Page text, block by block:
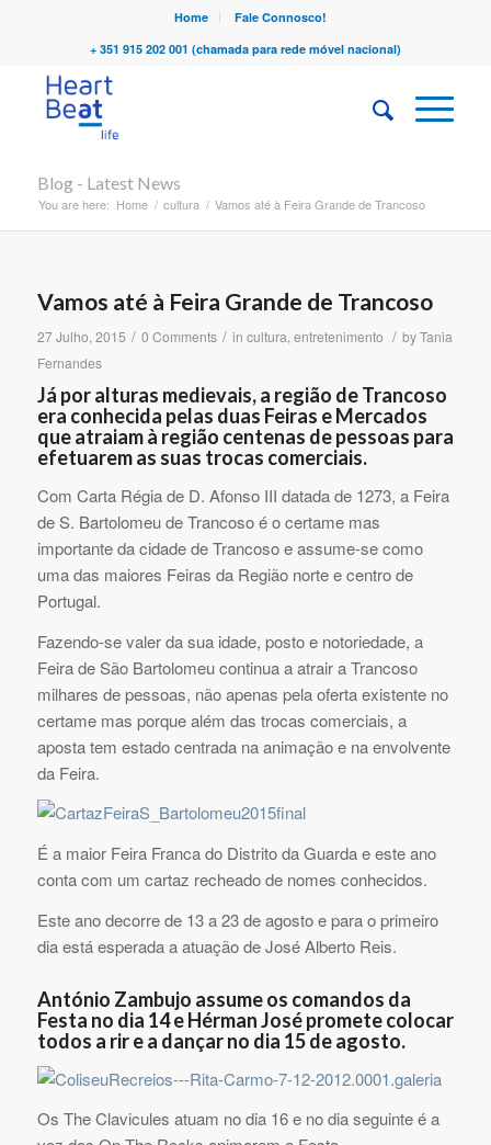
Home
Fale Connosco!
+ 351 915 202 001 (chamada para rede móvel nacional)
Blog - Latest News
You are here: Home / cultura / Vamos até à Feira Grande de Trancoso
Vamos até à Feira Grande de Trancoso
27 Julho, 2015 / 0 Comments / in cultura, entretenimento / byTania
Fernandes
Já por alturas medievais, a região de Trancoso
era conhecida pelas duas Feiras e Mercados
que atraiam à região centenas de pessoas para
efetuarem as suas trocas comerciais.
Com Carta Régia de D. Afonso III datada de 1273, a Feira
de S. Bartolomeu de Trancoso é o certame mas
importante da cidade de Trancoso e assume-se como
uma das maiores Feiras da Região norte e centro de
Portugal.
Fazendo-se valer da sua idade, posto e notoriedade, a
Feira de São Bartolomeu continua a atrair a Trancoso
milhares de pessoas, não apenas pela oferta existente no
certame mas porque além das trocas comerciais, a
aposta tem estado centrada na animação e na envolvente
da Feira.
É a maior Feira Franca do Distrito da Guarda e este ano
conta com um cartaz recheado de nomes conhecidos.
Este ano decorre de 13 a 23 de agosto e para o primeiro
dia está esperada a atuação de José Alberto Reis.
António Zambujo assume os comandos da
Festa no dia 14 e Hérman José promete colocar
todos a rir e a dançar no dia 15 de agosto.
Os The Clavicules atuam no dia 16 e no dia seguinte é a